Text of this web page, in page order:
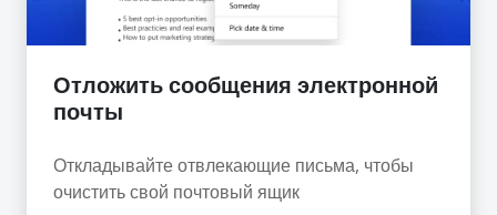
Отложить сообщения электронной
почты
Откладывайте отвлекающие письма, чтобы
очистить свой почтовый ящик